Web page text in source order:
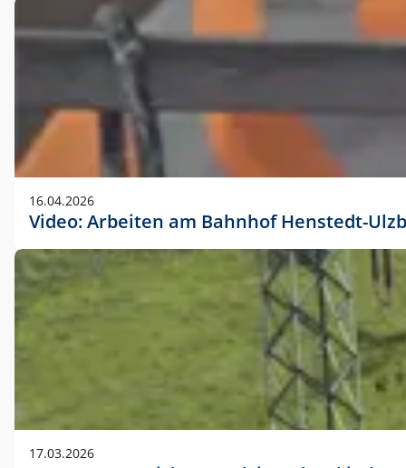
16.04.2026
Video: Arbeiten am Bahnhof Henstedt-
17.03.2026